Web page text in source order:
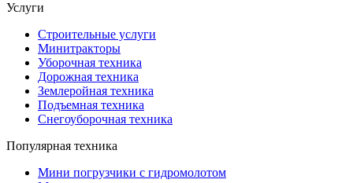
Услуги
Строительные услуги
Минитракторы
Уборочная техника
Дорожная техника
Землеройная техника
Подъемная техника
Снегоуборочная техника
Популярная техника
Мини погрузчики с гидромолотом